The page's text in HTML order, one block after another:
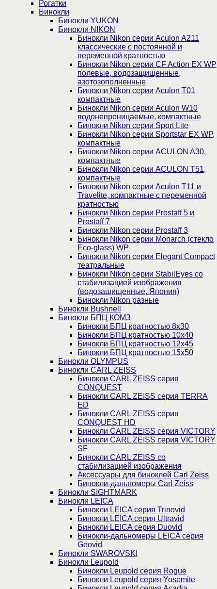
Рогатки
Бинокли
Бинокли YUKON
Бинокли NIKON
Бинокли Nikon серии Aculon A211
классические с постоянной и
переменной кратностью
Бинокли Nikon серии СF Action EX WP
полевые, водозащищенные,
азотозополненные
Бинокли Nikon серии Aculon T01
компактные
Бинокли Nikon серии Aculon W10
водонепроницаемые, компактные
Бинокли Nikon серии Sport Lite
Бинокли Nikon серии Sportstar EX WP,
компактные
Бинокли Nikon серии ACULON A30,
компактные
Бинокли Nikon серии ACULON Т51,
компактные
Бинокли Nikon серии Aculon T11 и
Travelite, компактные с переменной
кратностью
Бинокли Nikon серии Prostaff 5 и
Prostaff 7
Бинокли Nikon серии Prostaff 3
Бинокли Nikon серии Monarch (стекло
Eco-glass) WP
Бинокли Nikon серии Elegant Compact
театральные
Бинокли Nikon серии StabilEyes со
стабилизацией изображения
(водозащищенные, Япония)
Бинокли Nikon разные
Бинокли Bushnell
Бинокли БПЦ КОМЗ
Бинокли БПЦ кратностью 8х30
Бинокли БПЦ кратностью 10х40
Бинокли БПЦ кратностью 12х45
Бинокли БПЦ кратностью 15х50
Бинокли OLYMPUS
Бинокли CARL ZEISS
Бинокли CARL ZEISS серия
CONQUEST
Бинокли CARL ZEISS серия TERRA
ED
Бинокли CARL ZEISS серия
CONQUEST HD
Бинокли CARL ZEISS серия VICTORY
Бинокли CARL ZEISS серия VICTORY
SF
Бинокли CARL ZEISS со
стабилизацией изображения
Аксессуары для биноклей Carl Zeiss
Бинокли-дальномеры Carl Zeiss
Бинокли SIGHTMARK
Бинокли LEICA
Бинокли LEICA серия Trinovid
Бинокли LEICA серия Ultravid
Бинокли LEICA серия Duovid
Бинокли-дальномеры LEICA серия
Geovid
Бинокли SWAROVSKI
Бинокли Leupold
Бинокли Leupold серия Rogue
Бинокли Leupold серия Yosemite